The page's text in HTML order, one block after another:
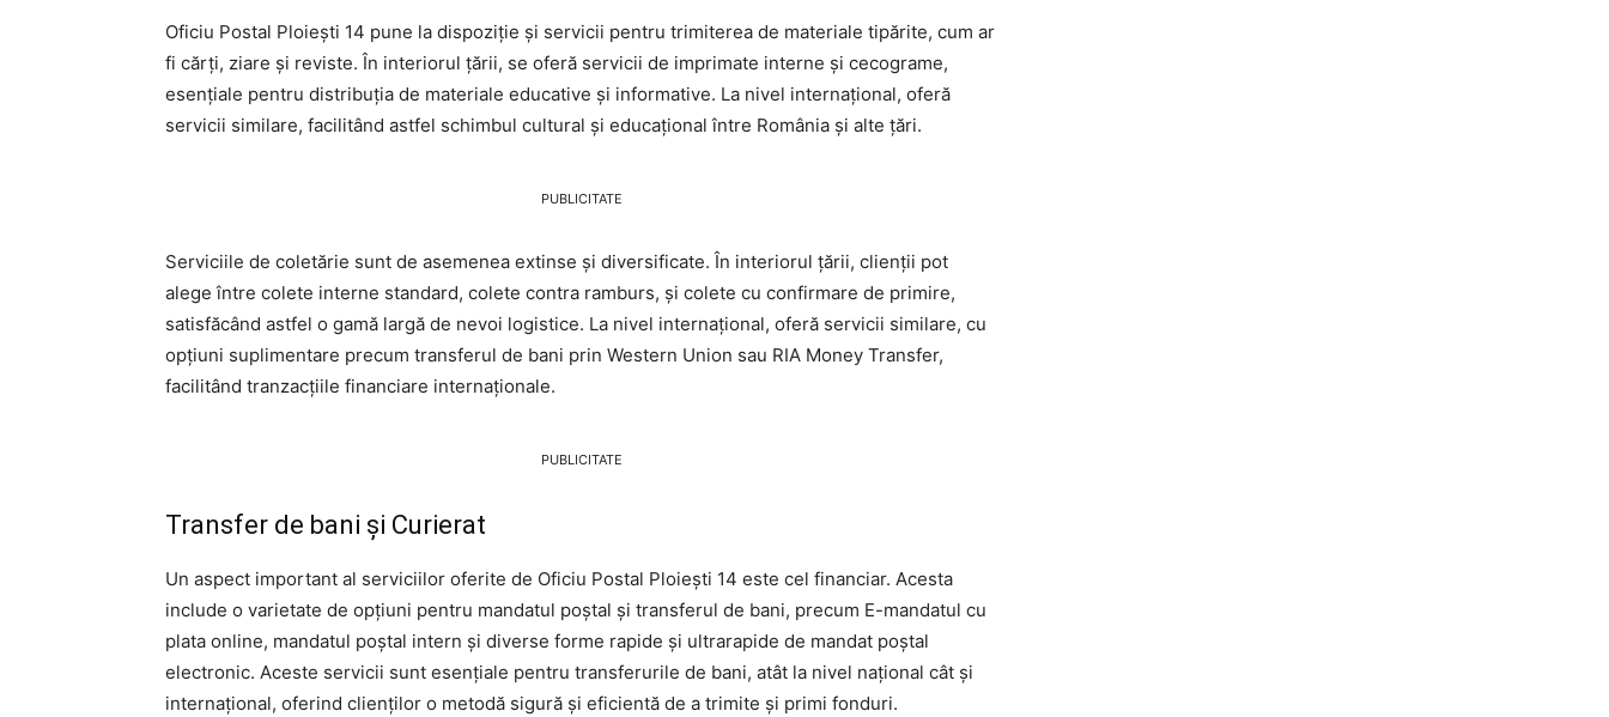
Oficiu Postal Ploieşti 14 pune la dispoziție și servicii pentru trimiterea de materiale tipărite, cum ar
fi cărți, ziare și reviste. În interiorul țării, se oferă servicii de imprimate interne și cecograme,
esențiale pentru distribuția de materiale educative și informative. La nivel internațional, oferă
servicii similare, facilitând astfel schimbul cultural și educațional între România și alte țări.
PUBLICITATE
Serviciile de coletărie sunt de asemenea extinse și diversificate. În interiorul țării, clienții pot
alege între colete interne standard, colete contra ramburs, și colete cu confirmare de primire,
satisfăcând astfel o gamă largă de nevoi logistice. La nivel internațional, oferă servicii similare, cu
opțiuni suplimentare precum transferul de bani prin Western Union sau RIA Money Transfer,
facilitând tranzacțiile financiare internaționale.
PUBLICITATE
Transfer de bani și Curierat
Un aspect important al serviciilor oferite de Oficiu Postal Ploieşti 14 este cel financiar. Acesta
include o varietate de opțiuni pentru mandatul poștal și transferul de bani, precum E-mandatul cu
plata online, mandatul poștal intern și diverse forme rapide și ultrarapide de mandat poștal
electronic. Aceste servicii sunt esențiale pentru transferurile de bani, atât la nivel național cât și
internațional, oferind clienților o metodă sigură și eficientă de a trimite și primi fonduri.